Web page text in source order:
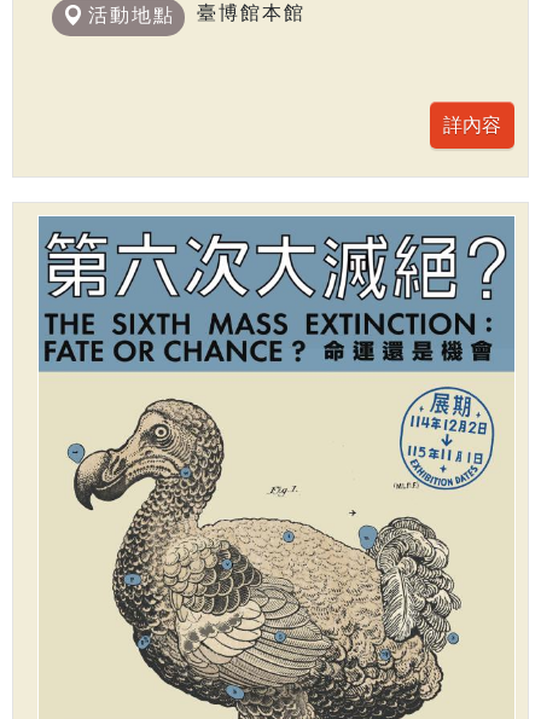
活動地點 臺博館本館